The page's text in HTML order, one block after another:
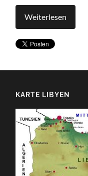
Weiterlesen
KARTE LIBYEN